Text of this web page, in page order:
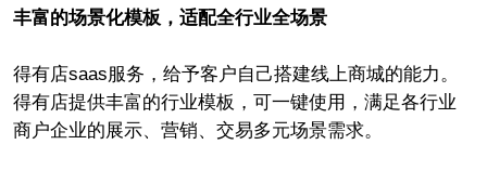
丰富的场景化模板，适配全行业全场景
得有店saas服务，给予客户自己搭建线上商城的能力。
得有店提供丰富的行业模板，可一键使用，满足各行业
商户企业的展示、营销、交易多元场景需求。